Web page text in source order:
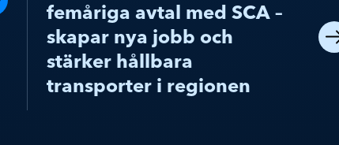
femåriga avtal med SCA –
skapar nya jobb och
stärker hållbara
transporter i regionen